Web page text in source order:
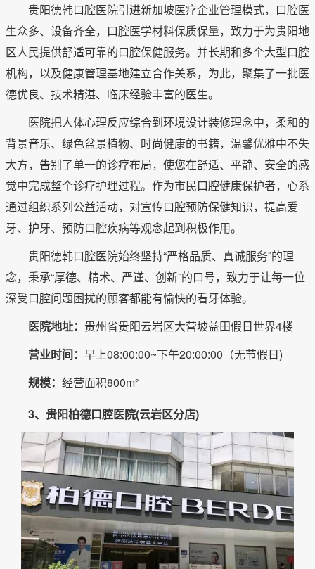
贵阳德韩口腔医院引进新加坡医疗企业管理模式，口腔医
生众多、设备齐全，口腔医学材料保质保量，致力于为贵阳地
区人民提供舒适可靠的口腔保健服务。并长期和多个大型口腔
机构，以及健康管理基地建立合作关系，为此，聚集了一批医
德优良、技术精湛、临床经验丰富的医生。
医院把人体心理反应综合到环境设计装修理念中，柔和的
背景音乐、绿色盆景植物、时尚健康的书籍，温馨优雅中不失
大方，告别了单一的诊疗布局，使您在舒适、平静、安全的感
觉中完成整个诊疗护理过程。作为市民口腔健康保护者，心系
通过组织系列公益活动，对宣传口腔预防保健知识，提高爱
牙、护牙、预防口腔疾病等观念起到积极作用。
贵阳德韩口腔医院始终坚持“严格品质、真诚服务”的理
念，秉承“厚德、精术、严谨、创新”的口号，致力于让每一位
深受口腔问题困扰的顾客都能有愉快的看牙体验。
医院地址： 贵州省贵阳云岩区大营坡益田假日世界4楼
营业时间： 早上08:00:00~下午20:00:00（无节假日)
规模： 经营面积800m²
3、贵阳柏德口腔医院(云岩区分店)